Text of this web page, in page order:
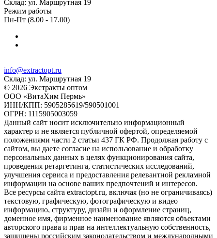
Склад: ул. Маршрутная 19
Режим работы
Пн-Пт (8.00 - 17.00)
info@extractopt.ru
Склад: ул. Маршрутная 19
© 2026 Экстракты оптом
ООО «ВитаХим Пермь»
ИНН/КПП: 5905285619/590501001
ОГРН: 1115905003059
Данный сайт носит исключительно информационный
характер и не является публичной офертой, определяемой
положениями части 2 статьи 437 ГК РФ. Продолжая работу с
сайтом, вы даете согласие на использование и обработку
персональных данных в целях функционирования сайта,
проведения ретаргетинга, статистических исследований,
улучшения сервиса и предоставления релевантной рекламной
информации на основе ваших предпочтений и интересов.
Все ресурсы сайта extractopt.ru, включая (но не ограничиваясь)
текстовую, графическую, фотографическую и видео
информацию, структуру, дизайн и оформление страниц,
доменное имя, фирменное наименование являются объектами
авторского права и прав на интеллектуальную собственность,
защищены российским законодательством и международными